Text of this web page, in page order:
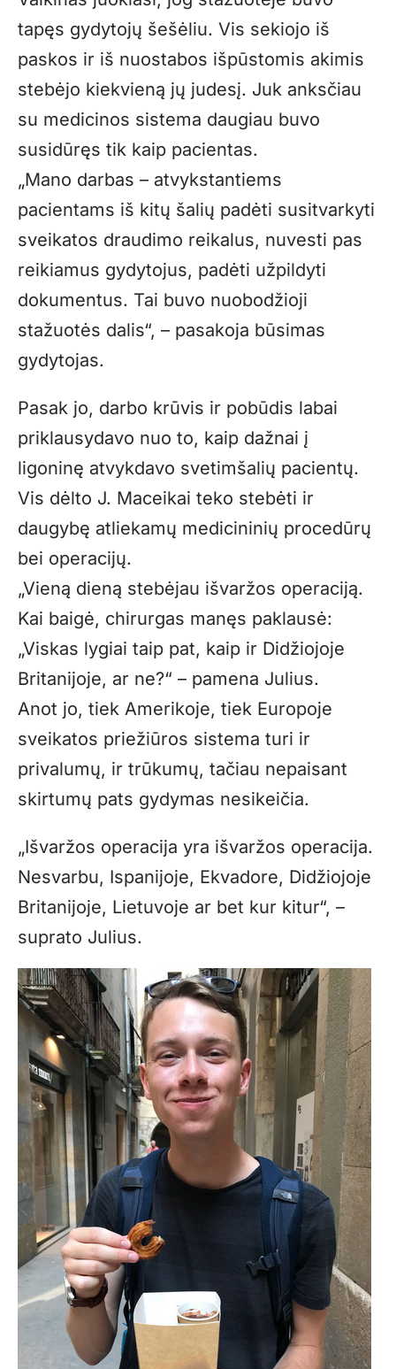
tapęs gydytojų šešėliu. Vis sekiojo iš
paskos ir iš nuostabos išpūstomis akimis
stebėjo kiekvieną jų judesį. Juk anksčiau
su medicinos sistema daugiau buvo
susidūręs tik kaip pacientas.
„Mano darbas – atvykstantiems
pacientams iš kitų šalių padėti susitvarkyti
sveikatos draudimo reikalus, nuvesti pas
reikiamus gydytojus, padėti užpildyti
dokumentus. Tai buvo nuobodžioji
stažuotės dalis“, – pasakoja būsimas
gydytojas.
Pasak jo, darbo krūvis ir pobūdis labai
priklausydavo nuo to, kaip dažnai į
ligoninę atvykdavo svetimšalių pacientų.
Vis dėlto J. Maceikai teko stebėti ir
daugybę atliekamų medicininių procedūrų
bei operacijų.
„Vieną dieną stebėjau išvaržos operaciją.
Kai baigė, chirurgas manęs paklausė:
„Viskas lygiai taip pat, kaip ir Didžiojoje
Britanijoje, ar ne?“ – pamena Julius.
Anot jo, tiek Amerikoje, tiek Europoje
sveikatos priežiūros sistema turi ir
privalumų, ir trūkumų, tačiau nepaisant
skirtumų pats gydymas nesikeičia.
„Išvaržos operacija yra išvaržos operacija.
Nesvarbu, Ispanijoje, Ekvadore, Didžiojoje
Britanijoje, Lietuvoje ar bet kur kitur“, –
suprato Julius.